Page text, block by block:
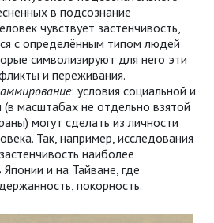
в подсознание
чувствует застенчивость,
с определённым типом людей
символизируют для него эти
и переживания.
: условия социальной и
(в масштабах не отдельно взятой
могут сделать из личности
Так, например, исследования
наиболее
и на Тайване, где
покорность.